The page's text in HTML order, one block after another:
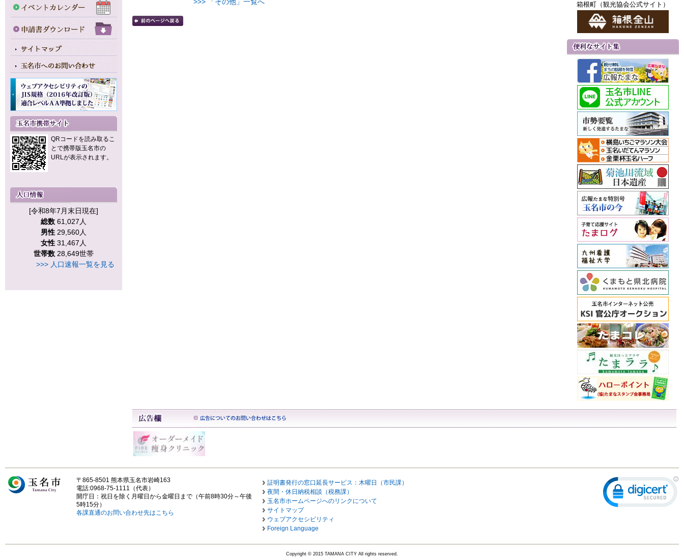
QRコードを読み取るこ
とで携帯版玉名市の
URLが表示されます。
[令和8年7月末日現在]
総数 61,027人
男性 29,560人
女性 31,467人
世帯数 28,649世帯
>>> 人口速報一覧を見る
箱根町（観光協会公式サイト）
〒865-8501 熊本県玉名市岩崎163
電話:0968-75-1111（代表）
開庁日：祝日を除く月曜日から金曜日まで（午前8時30分～午後
5時15分）
各課直通のお問い合わせ先はこちら
証明書発行の窓口延長サービス：木曜日（市民課）
夜間・休日納税相談（税務課）
玉名市ホームページへのリンクについて
サイトマップ
ウェブアクセシビリティ
Foreign Language
Copyright © 2015 TAMANA CITY All rights reserved.